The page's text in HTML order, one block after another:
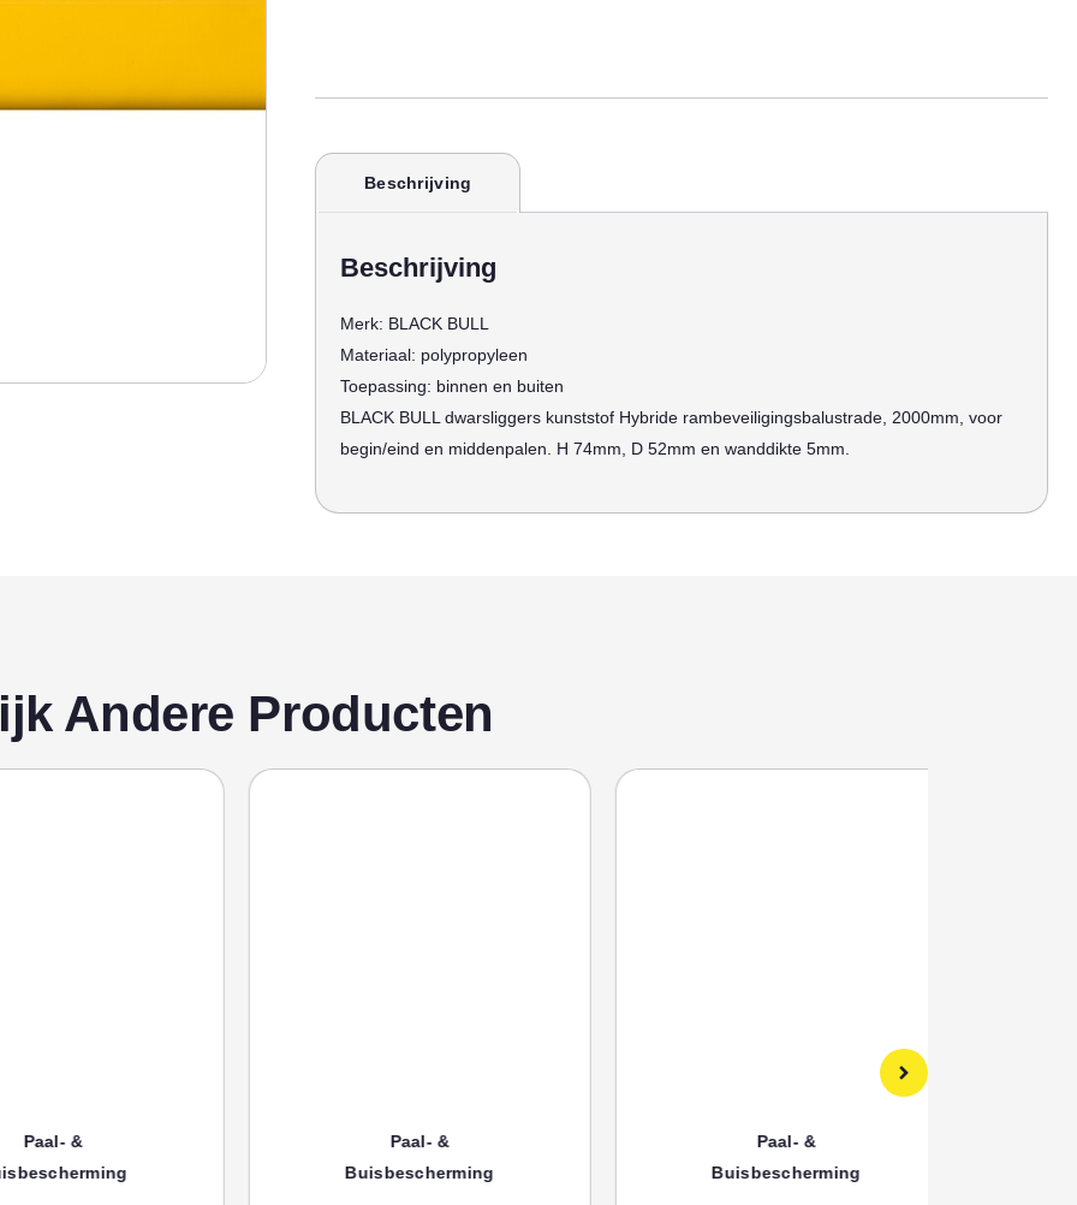
Beschrijving
Beschrijving
Merk: BLACK BULL
Materiaal: polypropyleen
Toepassing: binnen en buiten
BLACK BULL dwarsliggers kunststof Hybride rambeveiligingsbalustrade, 2000mm, voor
begin/eind en middenpalen. H 74mm, D 52mm en wanddikte 5mm.
Andere Producten
&
Paal- &
Buisbescherming
Paal- &
Buisbescherming